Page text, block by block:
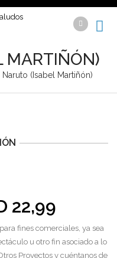
MARTIÑÓN)
Naruto (Isabel Martiñón)
22,99
fines comerciales, ya sea
u otro fin asociado a lo
Proyectos y cuéntanos de